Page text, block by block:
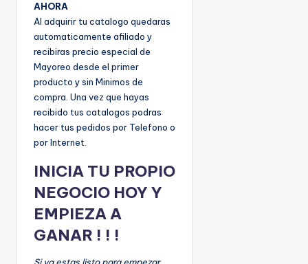
AHORA
Al adquirir tu catalogo quedaras
automaticamente afiliado y
recibiras precio especial de
Mayoreo desde el primer
producto y sin Minimos de
compra. Una vez que hayas
recibido tus catalogos podras
hacer tus pedidos por Telefono o
por Internet.
INICIA TU PROPIO
NEGOCIO HOY Y
EMPIEZA A
GANAR ! ! !